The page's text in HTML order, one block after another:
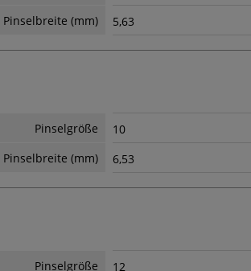
Pinselbreite (mm)
5,63
Pinselgröße
10
Pinselbreite (mm)
6,53
Pinselgröße
12